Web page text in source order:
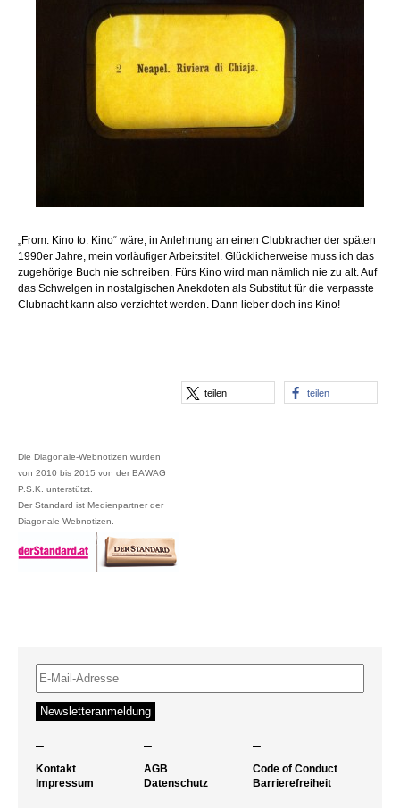
„From: Kino to: Kino“ wäre, in Anlehnung an einen Clubkracher der späten
1990er Jahre, mein vorläufiger Arbeitstitel. Glücklicherweise muss ich das
zugehörige Buch nie schreiben. Fürs Kino wird man nämlich nie zu alt. Auf
das Schwelgen in nostalgischen Anekdoten als Substitut für die verpasste
Clubnacht kann also verzichtet werden. Dann lieber doch ins Kino!
teilen teilen
Die Diagonale-Webnotizen wurden
von 2010 bis 2015 von der BAWAG
P.S.K. unterstützt.
Der Standard ist Medienpartner der
Diagonale-Webnotizen.
– – –
Kontakt
Impressum
AGB
Datenschutz
Code of Conduct
Barrierefreiheit